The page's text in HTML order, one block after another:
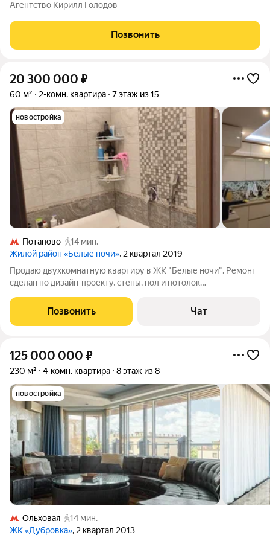
воду. Квартира имеет общую площадь 46,3 м без учёта
Агентство Кирилл Голодов
Позвонить
20 300 000 ₽
60 м² 2-комн. квартира 7 этаж из 15
новостройка
Потапово
14 мин.
Жилой район «Белые ночи», 2 квартал 2019
Продаю двухкомнатную квартиру в ЖК "Белые ночи". Ремонт
сделан по дизайн-проекту, стены, пол и потолок
много света. Квартира полностью меблирована и оснащена
техникой: гидромассажная ванна
Позвонить Чат
125 000 000 ₽
230 м² 4-комн. квартира 8 этаж из 8
новостройка
Ольховая
14 мин.
ЖК «Дубровка», 2 квартал 2013